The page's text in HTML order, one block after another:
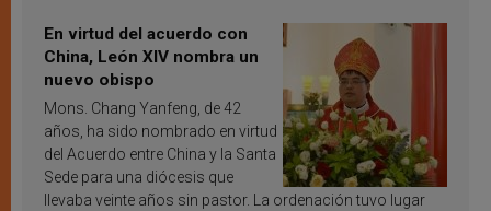
En virtud del acuerdo con
China, León XIV nombra un
nuevo obispo
Mons. Chang Yanfeng, de 42
años, ha sido nombrado en virtud
del Acuerdo entre China y la Santa
Sede para una diócesis que
llevaba veinte años sin pastor. La ordenación tuvo lugar